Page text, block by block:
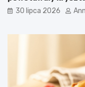
30 lipca 2026